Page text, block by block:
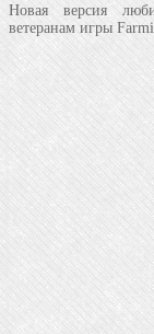
Новая версия
ветеранам игры